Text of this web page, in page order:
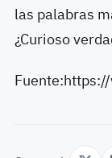
las palabras
¿Curioso